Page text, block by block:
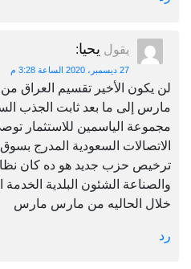
يقول يحيا:
27 ديسمبر، 2020 الساعة 3:28 م
لن يكون الأخير تقسيم العراق
مارس إلى ما بعد ثابت الجذب
مجموعة الياسمين للاستثمار
الاتصالات السعودية المدرج
ترخيص حزب جديد هو ده كان
والصناعة الشئون البلدية
خلال الحاليه من مارس مارس
رد